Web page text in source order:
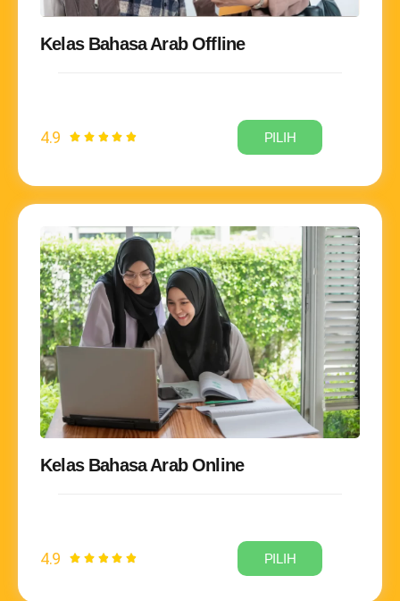
Kelas Bahasa Arab Offline
4.9      PILIH
Kelas Bahasa Arab Online
4.9      PILIH